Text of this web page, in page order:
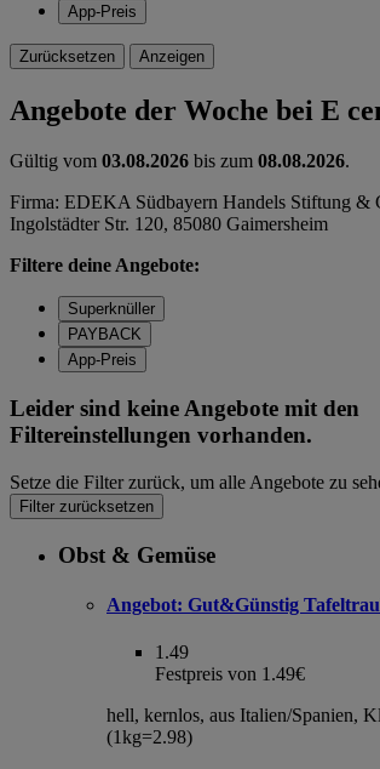
App-Preis
Zurücksetzen Anzeigen
Angebote der Woche bei E
Gültig vom 03.08.2026 bis zum 08.08.2026.
Firma: EDEKA Südbayern Handels Stiftung &
Ingolstädter Str. 120, 85080 Gaimersheim
Filtere deine Angebote:
Superknüller
PAYBACK
App-Preis
Leider sind keine Angebote mit den
Filtereinstellungen vorhanden.
Setze die Filter zurück, um alle Angebote zu
Filter zurücksetzen
Obst & Gemüse
Angebot: Gut&Günstig
1.49
Festpreis von 1.49€
hell, kernlos, aus Italien/Spanien,
(1kg=2.98)